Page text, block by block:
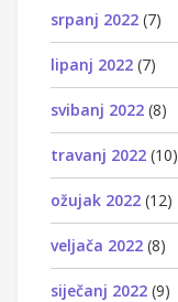
srpanj 2022 (7)
lipanj 2022 (7)
svibanj 2022 (8)
travanj 2022 (10)
ožujak 2022 (12)
veljača 2022 (8)
siječanj 2022 (9)